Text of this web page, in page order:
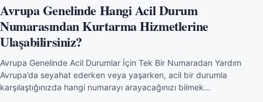
Avrupa Genelinde Hangi Acil Durum
Numarasından Kurtarma Hizmetlerine
Ulaşabilirsiniz?
Avrupa Genelinde Acil Durumlar İçin Tek Bir Numaradan Yardım
Avrupa’da seyahat ederken veya yaşarken, acil bir durumla
karşılaştığınızda hangi numarayı arayacağınızı bilmek…